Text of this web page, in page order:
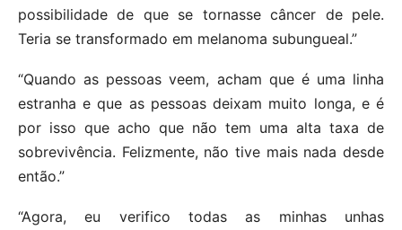
possibilidade de que se tornasse câncer de pele.
Teria se transformado em melanoma subungueal.”
“Quando as pessoas veem, acham que é uma linha
estranha e que as pessoas deixam muito longa, e é
por isso que acho que não tem uma alta taxa de
sobrevivência. Felizmente, não tive mais nada desde
então.”
“Agora, eu verifico todas as minhas unhas